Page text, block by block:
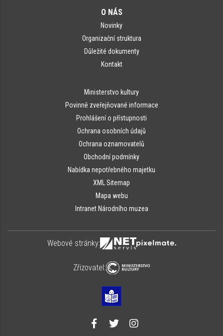
O NÁS
Novinky
Organizační struktura
Důležité dokumenty
Kontakt
Ministerstvo kultury
Povinně zveřejňované informace
Prohlášení o přístupnosti
Ochrana osobních údajů
Ochrana oznamovatelů
Obchodní podmínky
Nabídka nepotřebného majetku
XML Sitemap
Mapa webu
Intranet Národního muzea
Webové stránky:
Zřizovatel: